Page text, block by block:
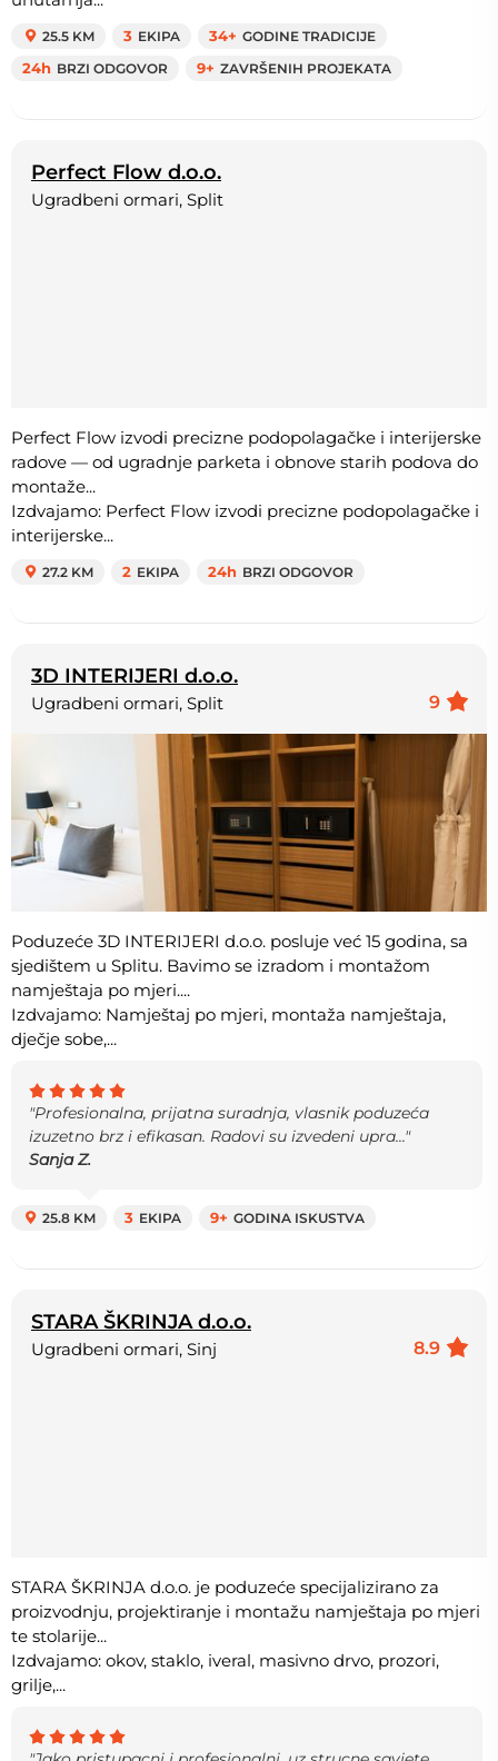
25.5 KM 3 EKIPA 34+ GODINE TRADICIJE
24h BRZI ODGOVOR 9+ ZAVRŠENIH PROJEKATA
Perfect Flow d.o.o.
Ugradbeni ormari, Split
Perfect Flow izvodi precizne podopolagačke i interijerske
radove — od ugradnje parketa i obnove starih podova do
montaže...
Izdvajamo: Perfect Flow izvodi precizne podopolagačke i
interijerske...
27.2 KM 2 EKIPA 24h BRZI ODGOVOR
3D INTERIJERI d.o.o.
9
Ugradbeni ormari, Split
Poduzeće 3D INTERIJERI d.o.o. posluje već 15 godina, sa
sjedištem u Splitu. Bavimo se izradom i montažom
namještaja po mjeri....
Izdvajamo: Namještaj po mjeri, montaža namještaja,
dječje sobe,...
"Profesionalna, prijatna suradnja, vlasnik poduzeća
izuzetno brz i efikasan. Radovi su izvedeni upra..."
Sanja Z.
25.8 KM 3 EKIPA 9+ GODINA ISKUSTVA
STARA ŠKRINJA d.o.o.
8.9
Ugradbeni ormari, Sinj
STARA ŠKRINJA d.o.o. je poduzeće specijalizirano za
proizvodnju, projektiranje i montažu namještaja po mjeri
te stolarije...
Izdvajamo: okov, staklo, iveral, masivno drvo, prozori,
grilje,...